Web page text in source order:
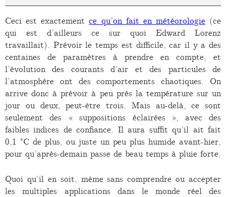
Ceci est exactementce qu’on fait en météorologie (ce
qui est d’ailleurs ce sur quoi Edward Lorenz
travaillait). Prévoir le temps est difficile, car il y a des
centaines de paramètres à prendre en compte, et
l’évolution des courants d’air et des particules de
l’atmosphère ont des comportements chaotiques. On
arrive donc à prévoir à peu près la température sur un
jour ou deux, peut-être trois. Mais au-delà, ce sont
seulement des « suppositions éclairées », avec des
faibles indices de confiance. Il aura suffit qu’il ait fait
0,1 °C de plus, ou juste un peu plus humide avant-hier,
pour qu’après-demain passe de beau temps à pluie forte.
Quoi qu’il en soit, même sans comprendre ou accepter
les multiples applications dans le monde réel des